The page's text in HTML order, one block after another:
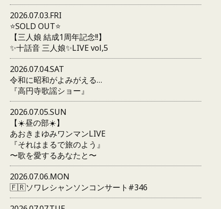
2026.07.03.FRI
⭐️SOLD OUT⭐️
【三人娘 結成1周年記念!!】
✨十話音 三人娘✨LIVE vol,5
2026.07.04.SAT
令和に昭和がよみがえる…
『高円寺歌謡ショー』
2026.07.05.SUN
【☀️昼の部☀️】
あおきまゆみワンマンLIVE
『それはまるで旅のよう』
〜歌を愛するあなたと〜
2026.07.06.MON
🇫🇷ソワレシャンソンコンサート#346